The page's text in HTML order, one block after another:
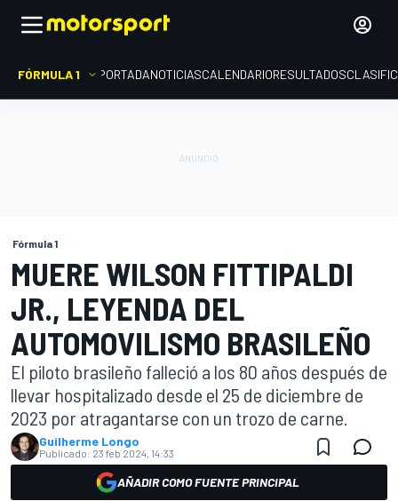
FÓRMULA 1 PORTADANOTICIASCALENDARIORESULTADOS
Fórmula 1
MUERE WILSON FITTIPALDI
JR., LEYENDA DEL
AUTOMOVILISMO BRASILEÑO
El piloto brasileño falleció a los 80 años después de
llevar hospitalizado desde el 25 de diciembre de
2023 por atragantarse con un trozo de carne.
Guilherme Longo
Publicado: 23 feb 2024, 14:33
AÑADIR COMO FUENTE PRINCIPAL